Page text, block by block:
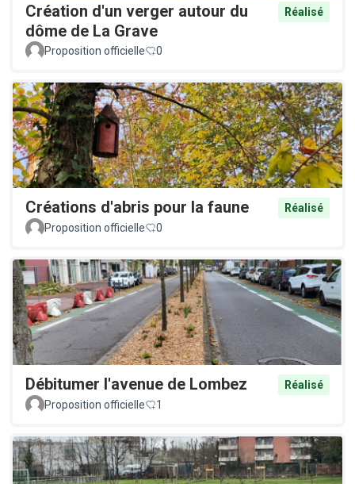
Création d'un verger autour du
dôme de La Grave
Réalisé
Proposition officielle 0
Créations d'abris pour la faune
Réalisé
Proposition officielle
0
Débitumer l'avenue de Lombez
Réalisé
Proposition officielle
1